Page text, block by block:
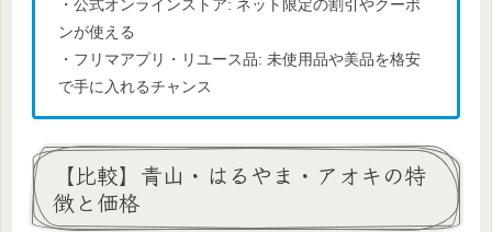
・公式オンラインストア: ネット限定の割引やクーポ
ンが使える
・フリマアプリ・リユース品: 未使用品や美品を格安
で手に入れるチャンス
【比較】青山・はるやま・アオキの特
徴と価格